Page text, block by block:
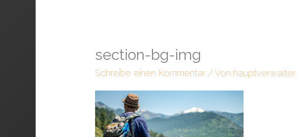
section-bg-img
Schreibe einen Kommentar / Von hauptverwalter